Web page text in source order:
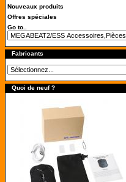
Nouveaux produits
Offres spéciales
Go to..
Fabricants
Quoi de neuf ?